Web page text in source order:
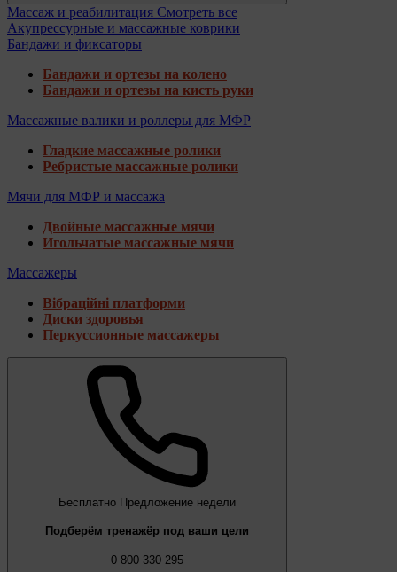
Массаж и реабилитация Смотреть все
Акупрессурные и массажные коврики
Бандажи и фиксаторы
Бандажи и ортезы на колено
Бандажи и ортезы на кисть руки
Массажные валики и роллеры для МФР
Гладкие массажные ролики
Ребристые массажные ролики
Мячи для МФР и массажа
Двойные массажные мячи
Игольчатые массажные мячи
Массажеры
Вібраційні платформи
Диски здоровья
Перкуссионные массажеры
Бесплатно Предложение недели
Подберём тренажёр под ваши цели
0 800 330 295